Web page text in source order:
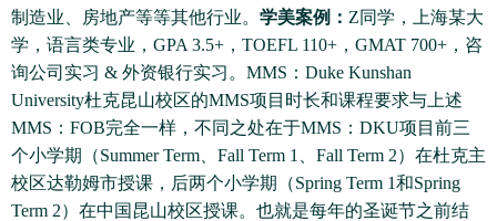
制造业、房地产等等其他行业。 学美案例： Z同学，上海某大
学，语言类专业，GPA 3.5+，TOEFL 110+，GMAT 700+，咨
询公司实习 & 外资银行实习。MMS：Duke Kunshan
University杜克昆山校区的MMS项目时长和课程要求与上述
MMS：FOB完全一样，不同之处在于MMS：DKU项目前三
个小学期（Summer Term、Fall Term 1、Fall Term 2）在杜克主
校区达勒姆市授课，后两个小学期（Spring Term 1和Spring
Term 2）在中国昆山校区授课。也就是每年的圣诞节之前结